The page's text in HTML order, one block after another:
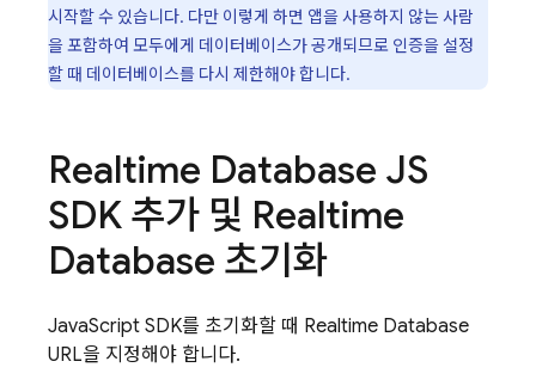
시작할 수 있습니다. 다만 이렇게 하면 앱을 사용하지 않는 사람
을 포함하여 모두에게 데이터베이스가 공개되므로 인증을 설정
할 때 데이터베이스를 다시 제한해야 합니다.
Realtime Database JS
SDK 추가 및 Realtime
Database 초기화
JavaScript SDK를 초기화할 때 Realtime Database
URL을 지정해야 합니다.